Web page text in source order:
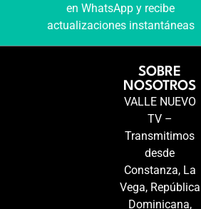
en WhatsApp y recibe
actualizaciones instantáneas
SOBRE
NOSOTROS
VALLE NUEVO
TV –
Transmitimos
desde
Constanza, La
Vega, República
Dominicana,